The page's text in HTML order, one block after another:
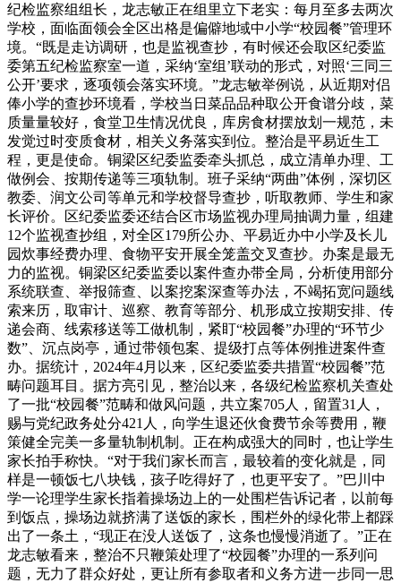
纪检监察组组长，龙志敏正在组里立下老实：每月至多去两次
学校，面临面领会全区出格是偏僻地域中小学“校园餐”管理环
境。“既是走访调研，也是监视查抄，有时候还会取区纪委监
委第五纪检监察室一道，采纳‘室组’联动的形式，对照‘三同三
公开’要求，逐项领会落实环境。”龙志敏举例说，从近期对侣
俸小学的查抄环境看，学校当日菜品品种取公开食谱分歧，菜
质量量较好，食堂卫生情况优良，库房食材摆放划一规范，未
发觉过时变质食材，相关义务落实到位。整治是平易近生工
程，更是使命。铜梁区纪委监委牵头抓总，成立清单办理、工
做例会、按期传递等三项轨制。班子采纳“两曲”体例，深切区
教委、润文公司等单元和学校督导查抄，听取教师、学生和家
长评价。区纪委监委还结合区市场监视办理局抽调力量，组建
12个监视查抄组，对全区179所公办、平易近办中小学及长儿
园炊事经费办理、食物平安开展全笼盖交叉查抄。办案是最无
力的监视。铜梁区纪委监委以案件查办带全局，分析使用部分
系统联查、举报筛查、以案挖案深查等办法，不竭拓宽问题线
索来历，取审计、巡察、教育等部分、机形成立按期安排、传
递会商、线索移送等工做机制，紧盯“校园餐”办理的“环节少
数”、沉点岗亭，通过带领包案、提级打点等体例推进案件查
办。据统计，2024年4月以来，区纪委监委共措置“校园餐”范
畴问题耳目。据方亮引见，整治以来，各级纪检监察机关查处
了一批“校园餐”范畴和做风问题，共立案705人，留置31人，
赐与党纪政务处分421人，向学生退还伙食费节余等费用，鞭
策健全完美一多量轨制机制。正在构成强大的同时，也让学生
家长拍手称快。“对于我们家长而言，最较着的变化就是，同
样是一顿饭七八块钱，孩子吃得好了，也更平安了。”巴川中
学一论理学生家长指着操场边上的一处围栏告诉记者，以前每
到饭点，操场边就挤满了送饭的家长，围栏外的绿化带上都踩
出了一条土，“现正在没人送饭了，这条也慢慢消逝了。”正在
龙志敏看来，整治不只鞭策处理了“校园餐”办理的一系列问
题，无力了群众好处，更让所有参取者和义务方进一步同一思